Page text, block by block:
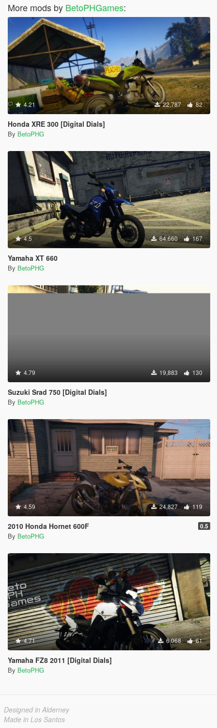
More mods by BetoPHGames:
4.21 22,787 82
Honda XRE 300 [Digital Dials]
By BetoPHG
4.5 64,660 167
Yamaha XT 660
By BetoPHG
4.79 19,883 130
Suzuki Srad 750 [Digital Dials]
By BetoPHG
4.59 24,827 119
2010 Honda Hornet 600F 0.5
By BetoPHG
4.71 6,068 61
Yamaha FZ8 2011 [Digital Dials]
By BetoPHG
Designed in Alderney
Made in Los Santos